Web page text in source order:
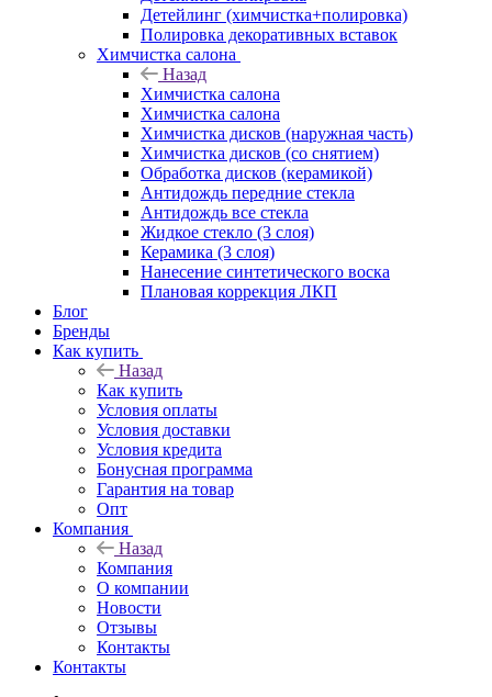
Детейлинг (химчистка+полировка)
Полировка декоративных вставок
Химчистка салона
Назад
Химчистка салона
Химчистка салона
Химчистка дисков (наружная часть)
Химчистка дисков (со снятием)
Обработка дисков (керамикой)
Антидождь передние стекла
Антидождь все стекла
Жидкое стекло (3 слоя)
Керамика (3 слоя)
Нанесение синтетического воска
Плановая коррекция ЛКП
Блог
Бренды
Как купить
Назад
Как купить
Условия оплаты
Условия доставки
Условия кредита
Бонусная программа
Гарантия на товар
Опт
Компания
Назад
Компания
О компании
Новости
Отзывы
Контакты
Контакты